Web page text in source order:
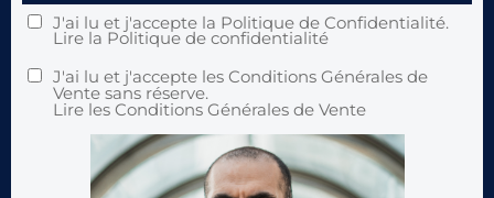
J'ai lu et j'accepte la Politique de Confidentialité.
Lire la Politique de confidentialité
J'ai lu et j'accepte les Conditions Générales de
Vente sans réserve.
Lire les Conditions Générales de Vente